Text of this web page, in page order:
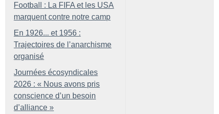
Football : La FIFA et les USA
marquent contre notre camp
En 1926... et 1956 :
Trajectoires de l’anarchisme
organisé
Journées écosyndicales
2026 : « Nous avons pris
conscience d’un besoin
d’alliance »